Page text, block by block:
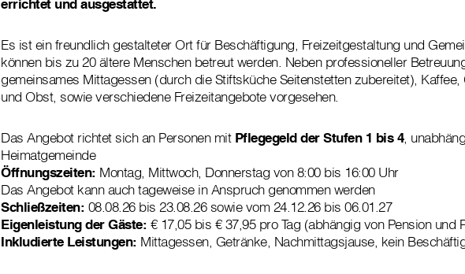
Es ist ein freundlich gestalteter Ort für Beschäftigung, Freizeitgestaltung und
können bis zu 20 ältere Menschen betreut werden. Neben professioneller
gemeinsames Mittagessen (durch die Stiftsküche Seitenstetten zubereitet), Kaffee,
und Obst, sowie verschiedene Freizeitangebote vorgesehen.
Das Angebot richtet sich an Personen mit Pflegegeld der Stufen 1 bis 4,
Heimatgemeinde
Öffnungszeiten: Montag, Mittwoch, Donnerstag von 8:00 bis 16:00 Uhr
Das Angebot kann auch tageweise in Anspruch genommen werden
Schließzeiten: 08.08.26 bis 23.08.26 sowie vom 24.12.26 bis 06.01.27
Eigenleistung der Gäste: € 17,05 bis € 37,95 pro Tag (abhängig von Pension und
Inkludierte Leistungen: Mittagessen, Getränke, Nachmittagsjause, kein